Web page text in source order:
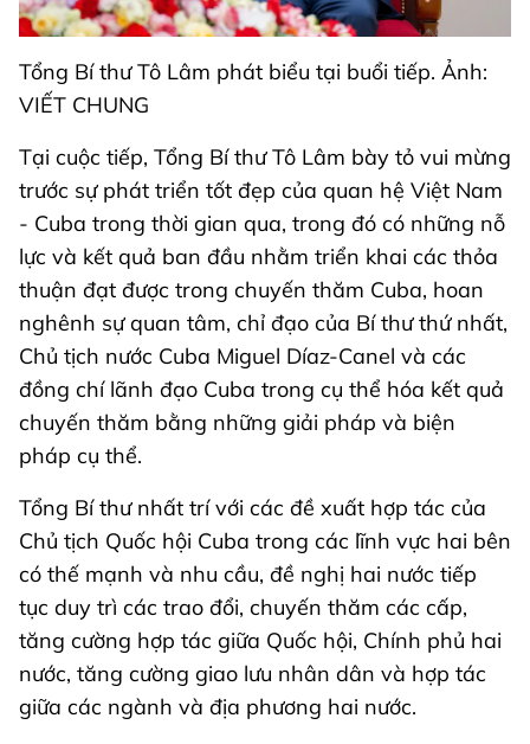
Tổng Bí thư Tô Lâm phát biểu tại buổi tiếp. Ảnh:
VIẾT CHUNG
Tại cuộc tiếp, Tổng Bí thư Tô Lâm bày tỏ vui mừng
trước sự phát triển tốt đẹp của quan hệ Việt Nam
- Cuba trong thời gian qua, trong đó có những nỗ
lực và kết quả ban đầu nhằm triển khai các thỏa
thuận đạt được trong chuyến thăm Cuba, hoan
nghênh sự quan tâm, chỉ đạo của Bí thư thứ nhất,
Chủ tịch nước Cuba Miguel Díaz-Canel và các
đồng chí lãnh đạo Cuba trong cụ thể hóa kết quả
chuyến thăm bằng những giải pháp và biện
pháp cụ thể.
Tổng Bí thư nhất trí với các đề xuất hợp tác của
Chủ tịch Quốc hội Cuba trong các lĩnh vực hai bên
có thế mạnh và nhu cầu, đề nghị hai nước tiếp
tục duy trì các trao đổi, chuyến thăm các cấp,
tăng cường hợp tác giữa Quốc hội, Chính phủ hai
nước, tăng cường giao lưu nhân dân và hợp tác
giữa các ngành và địa phương hai nước.